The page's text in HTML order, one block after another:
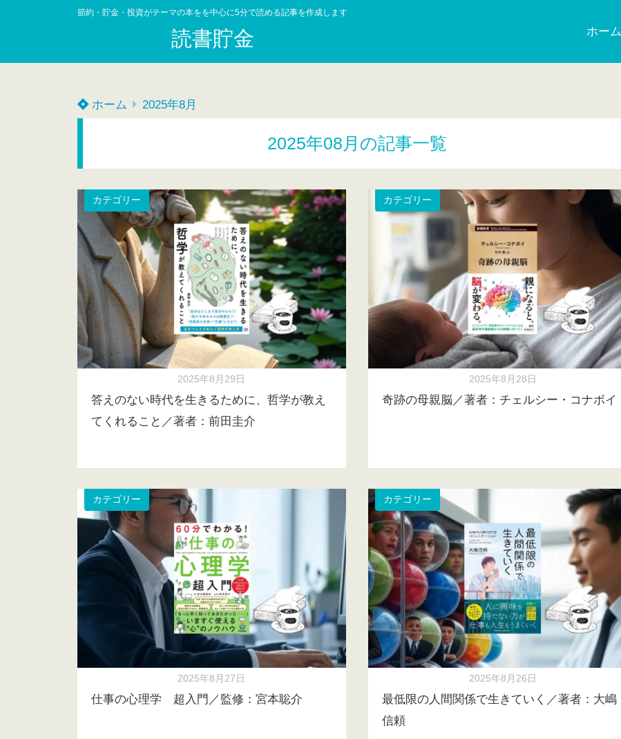
節約・貯金・投資がテーマの本をを中心に5分で読める記事を作成します
読書貯金 ホーム
ホーム 2025年8月
2025年08月の記事一覧
カテゴリー
2025年8月29日
答えのない時代を生きるために、哲学が教え
てくれること／著者：前田圭介
カテゴリー
2025年8月28日
奇跡の母親脳／著者：チェルシー・コナボイ
カテゴリー
2025年8月27日
仕事の心理学 超入門／監修：宮本聡介
カテゴリー
2025年8月26日
最低限の人間関係で生きていく／著者：大嶋
信頼